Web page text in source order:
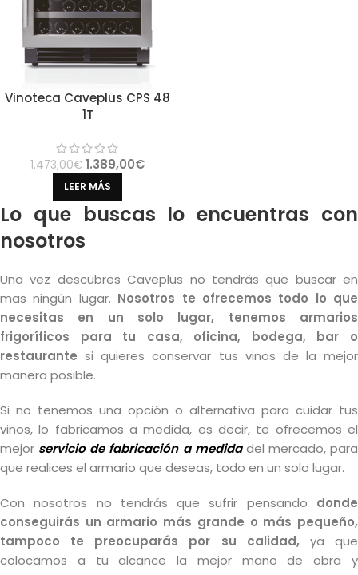
Vinoteca Caveplus CPS 48
1T
1.473,00€ 1.389,00€
LEER MÁS
Lo que buscas lo encuentras con
nosotros
Una vez descubres Caveplus no tendrás que buscar en
mas ningún lugar. Nosotros te ofrecemos todo lo que
necesitas en un solo lugar, tenemos armarios
frigoríficos para tu casa, oficina, bodega, bar o
restaurante si quieres conservar tus vinos de la mejor
manera posible.
Si no tenemos una opción o alternativa para cuidar tus
vinos, lo fabricamos a medida, es decir, te ofrecemos el
mejor servicio de fabricación a medidadel mercado, para
que realices el armario que deseas, todo en un solo lugar.
Con nosotros no tendrás que sufrir pensando donde
conseguirás un armario más grande o más pequeño,
tampoco te preocuparás por su calidad, ya que
colocamos a tu alcance la mejor mano de obra y